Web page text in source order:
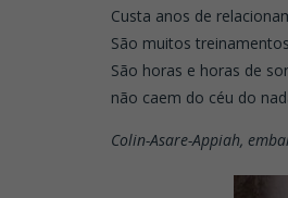
Custa anos de
São muitos
São horas e horas de
não caem do céu do
Colin-Asare-Appiah,